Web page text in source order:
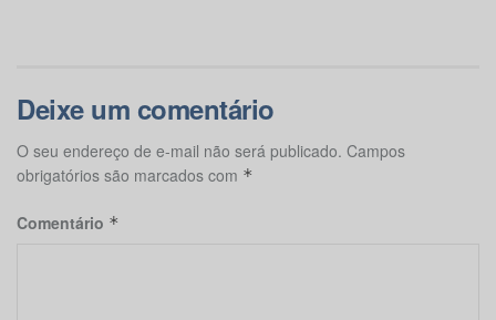
Deixe um comentário
O seu endereço de e-mail não será publicado. Campos
obrigatórios são marcados com *
Comentário *